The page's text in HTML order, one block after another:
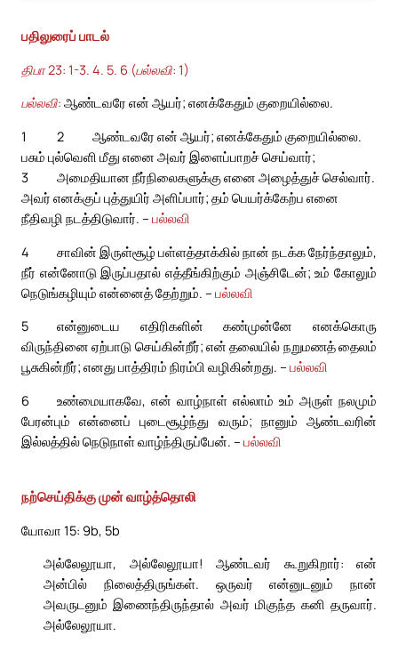
பதிலுரைப் பாடல்
திபா 23: 1-3. 4. 5. 6 (பல்லவி: 1)
பல்லவி: ஆண்டவரே என் ஆயர்; எனக்கேதும் குறையில்லை.
1
ஆண்டவரே என் ஆயர்; எனக்கேதும் குறையில்லை.
2
பசும் புல்வெளி மீது எனை அவர் இளைப்பாறச் செய்வார்;
அமைதியான நீர்நிலைகளுக்கு எனை அழைத்துச் செல்வார்.
3
அவர் எனக்குப் புத்துயிர் அளிப்பார்; தம் பெயர்க்கேற்ப எனை
நீதிவழி நடத்திடுவார். – பல்லவி
4
சாவின் இருள்சூழ் பள்ளத்தாக்கில் நான் நடக்க நேர்ந்தாலும்,
நீர் என்னோடு இருப்பதால் எத்தீங்கிற்கும் அஞ்சிடேன்; உம் கோலும்
நெடுங்கழியும் என்னைத் தேற்றும். – பல்லவி
5
என்னுடைய எதிரிகளின் கண்முன்னே எனக்கொரு
விருந்தினை ஏற்பாடு செய்கின்றீர்; என் தலையில் நறுமணத் தைலம்
பூசுகின்றீர்; எனது பாத்திரம் நிரம்பி வழிகின்றது. – பல்லவி
6
உண்மையாகவே, என் வாழ்நாள் எல்லாம் உம் அருள் நலமும்
பேரன்பும் என்னைப் புடைசூழ்ந்து வரும்; நானும் ஆண்டவரின்
இல்லத்தில் நெடுநாள் வாழ்ந்திருப்பேன். – பல்லவி
நற்செய்திக்கு முன் வாழ்த்தொலி
யோவா 15: 9b, 5b
அல்லேலூயா, அல்லேலூயா! ஆண்டவர் கூறுகிறார்: என்
அன்பில் நிலைத்திருங்கள். ஒருவர் என்னுடனும் நான்
அவருடனும் இணைந்திருந்தால் அவர் மிகுந்த கனி தருவார்.
அல்லேலூயா.